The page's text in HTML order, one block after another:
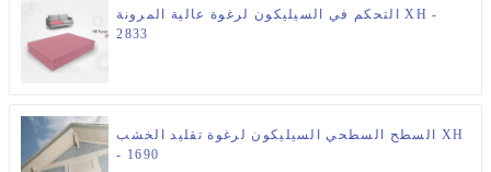
التحكم في السيليكون لرغوة عالية المرونة XH -
2833
السطح السطحي السيليكون لرغوة تقليد الخشب XH
- 1690